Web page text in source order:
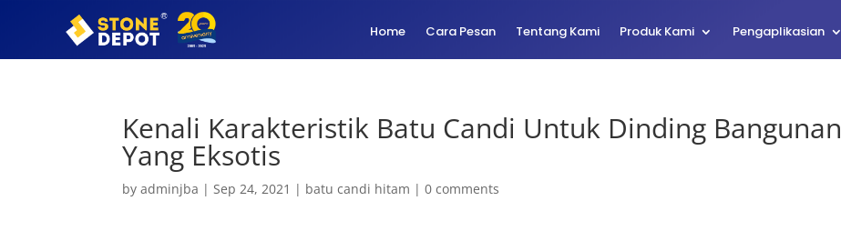
Home Cara Pesan Tentang Kami Produk Kami Pengaplikasian
Kenali Karakteristik Batu Candi Untuk Dinding Bangunan
Yang Eksotis
byadminjba |Sep 24, 2021 | batu candi hitam |0 comments